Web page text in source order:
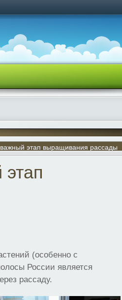
этап выращивания рассады
(особенно с
России является
рассаду.